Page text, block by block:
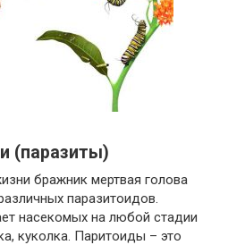
(паразиты)
бражник мертвая голова
паразитоидов.
насекомых на любой стадии
куколка. Паритоиды – это